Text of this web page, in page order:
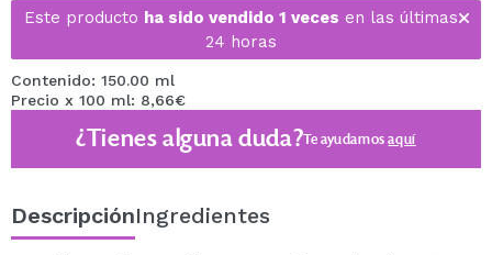
Este producto ha sido vendido 1 veces en las últimas
24 horas
Contenido: 150.00 ml
Precio x 100 ml: 8,66€
¿Tienes alguna duda?Te ayudamosaquí
DescripciónIngredientes